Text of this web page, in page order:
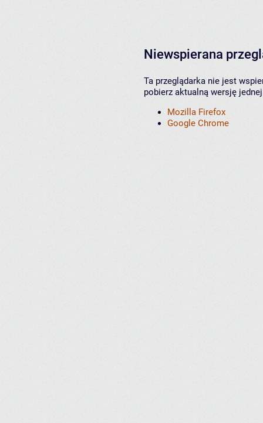
Niewspierana
Ta przeglądarka nie jest
pobierz aktualną wersję
Mozilla Firefox
Google Chrome